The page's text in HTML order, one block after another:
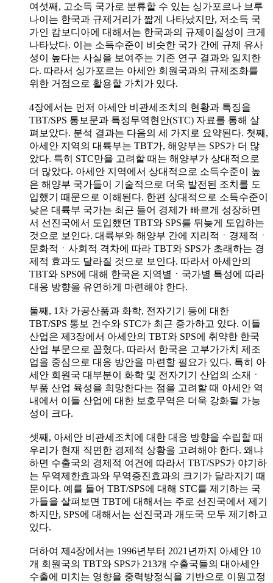
여섯째, 고소득 국가로 분류할 수 있는 싱가포르나 브루
나이는 한국과 규제거리가 짧게 나타났지만, 저소득 국
가인 캄보디아에 대해서는 한국과의 규제이질성이 크게
나타났다. 이는 소득수준이 비슷한 국가 간에 규제 유사
성이 높다는 사실을 보여주는 기존 연구 결과와 일치한
다. 따라서 싱가포르는 아세안 회원국과의 규제조화를
위한 거점으로 활용할 가치가 있다.
4장에서는 먼저 아세안 비관세조치의 현황과 특징을
TBT/SPS 통보문과 특정무역현안(STC) 자료를 통해 살
펴보았다. 분석 결과는 다음의 세 가지로 요약된다. 첫째,
아세안 지역의 대륙부는 TBT가, 해양부는 SPS가 더 많
았다. 특히 STC만을 고려할 때는 해양부가 상대적으로
더 많았다. 아세안 지역에서 상대적으로 소득수준이 높
은 해양부 국가들이 기술적으로 더욱 발전된 조치를 도
입했기 때문으로 이해된다. 한편 상대적으로 소득수준이
낮은 대륙부 국가는 최근 들어 경제가 빠르게 성장하면
서 선진국에서 도입했던 TBT와 SPS를 뒤늦게 도입하는
것으로 보인다. 대륙부와 해양부 간에 지리적ㆍ경제적ㆍ
문화적ㆍ사회적 격차에 따라 TBT와 SPS가 초래하는 경
제적 효과도 달라질 것으로 보인다. 따라서 아세안의
TBT와 SPS에 대해 한국은 지역별ㆍ국가별 특성에 따라
대응 방향을 유연하게 마련해야 한다.
둘째, 1차 가공산품과 화학, 전자기기 등에 대한
TBT/SPS 통보 건수와 STC가 최근 증가하고 있다. 이들
산업은 제3장에서 아세안의 TBT와 SPS에 취약한 한국
산업 부문으로 꼽혔다. 따라서 한국은 고부가가치 제조
업을 중심으로 대응 방안을 마련할 필요가 있다. 특히 아
세안 회원국 대부분이 화학 및 전자기기 산업의 소재ㆍ
부품 산업 육성을 희망한다는 점을 고려할 때 아세안 역
내에서 이들 산업에 대한 보호무역은 더욱 강화될 가능
성이 크다.
셋째, 아세안 비관세조치에 대한 대응 방향을 수립할 때
우리가 현재 직면한 경제적 상황을 고려해야 한다. 왜냐
하면 수출국의 경제적 여건에 따라서 TBT/SPS가 야기하
는 무역제한효과와 무역증진효과의 크기가 달라지기 때
문이다. 예를 들어 TBT/SPS에 대해 STC를 제기하는 국
가들을 살펴보면 TBT에 대해서는 주로 선진국에서 제기
하지만, SPS에 대해서는 선진국과 개도국 모두 제기하고
있다.
더하여 제4장에서는 1996년부터 2021년까지 아세안 10
개 회원국의 TBT와 SPS가 213개 수출국들의 대아세안
수출에 미치는 영향을 중력방정식을 기반으로 이원고정